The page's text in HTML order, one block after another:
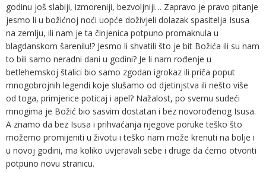
godinu još slabiji, izmoreniji, bezvoljniji… Zapravo je pravo pitanje
jesmo li u božićnoj noći uopće doživjeli dolazak spasitelja Isusa
na zemlju, ili nam je ta činjenica potpuno promaknula u
blagdanskom šarenilu!? Jesmo li shvatili što je bit Božića ili su nam
to bili samo neradni dani u godini? Je li nam rođenje u
betlehemskoj štalici bio samo zgodan igrokaz ili priča poput
mnogobrojnih legendi koje slušamo od djetinjstva ili nešto više
od toga, primjerice poticaj i apel? Nažalost, po svemu sudeći
mnogima je Božić bio sasvim dostatan i bez novorođenog Isusa.
A znamo da bez Isusa i prihvaćanja njegove poruke teško što
možemo promijeniti u životu i teško nam može krenuti na bolje i
u novoj godini, ma koliko uvjeravali sebe i druge da ćemo otvoriti
potpuno novu stranicu.